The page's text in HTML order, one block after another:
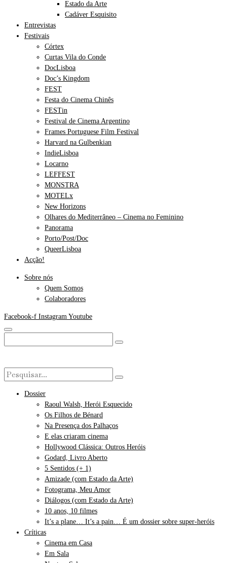
Estado da Arte
Cadáver Esquisito
Entrevistas
Festivais
Córtex
Curtas Vila do Conde
DocLisboa
Doc’s Kingdom
FEST
Festa do Cinema Chinês
FESTin
Festival de Cinema Argentino
Frames Portuguese Film Festival
Harvard na Gulbenkian
IndieLisboa
Locarno
LEFFEST
MONSTRA
MOTELx
New Horizons
Olhares do Mediterrâneo – Cinema no Feminino
Panorama
Porto/Post/Doc
QueerLisboa
Acção!
Sobre nós
Quem Somos
Colaboradores
Facebook-f Instagram Youtube
Dossier
Raoul Walsh, Herói Esquecido
Os Filhos de Bénard
Na Presença dos Palhaços
E elas criaram cinema
Hollywood Clássica: Outros Heróis
Godard, Livro Aberto
5 Sentidos (+ 1)
Amizade (com Estado da Arte)
Fotograma, Meu Amor
Diálogos (com Estado da Arte)
10 anos, 10 filmes
It’s a plane… It’s a pain… É um dossier sobre super-heróis
Críticas
Cinema em Casa
Em Sala